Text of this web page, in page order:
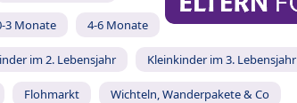
3 Monate 4-6 Monate
im 2. Lebensjahr Kleinkinder im 3. Lebensjahr
Flohmarkt Wichteln, Wanderpakete & Co